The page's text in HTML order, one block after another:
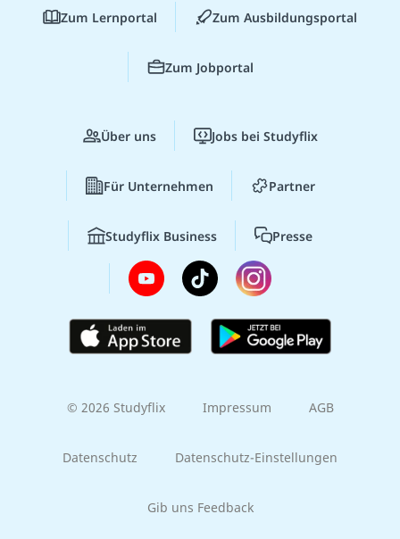
Zum Lernportal Zum Ausbildungsportal
Zum Jobportal
Über uns Jobs bei Studyflix
Für Unternehmen Partner
Studyflix Business Presse
© 2026 Studyflix Impressum AGB
Datenschutz Datenschutz-Einstellungen
Gib uns Feedback